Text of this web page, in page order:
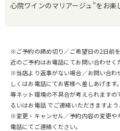
心院ワインのマリアージュ”をお楽
※ご予約の締め切り／ご希望日の2日前
近のご予約はお電話にてお問い合わせ
※当店より返事がない場合／お問い合わ
しくはお電話にてお客様へ差しあげま
等ネット環境の不具合が考えられます
るいはお電話 でご連絡いただきますよう
※変更・キャンセル／予約内容の変更や
電話にてご連絡ください。